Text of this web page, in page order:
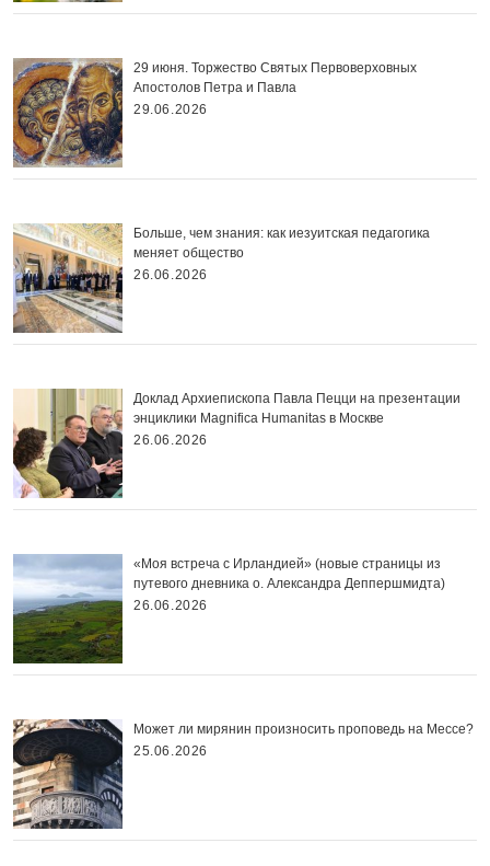
29 июня. Торжество Святых Первоверховных
Апостолов Петра и Павла
29.06.2026
Больше, чем знания: как иезуитская педагогика
меняет общество
26.06.2026
Доклад Архиепископа Павла Пецци на презентации
энциклики Magnifica Нumanitas в Москве
26.06.2026
«Моя встреча с Ирландией» (новые страницы из
путевого дневника о. Александра Деппершмидта)
26.06.2026
Может ли мирянин произносить проповедь на Мессе?
25.06.2026